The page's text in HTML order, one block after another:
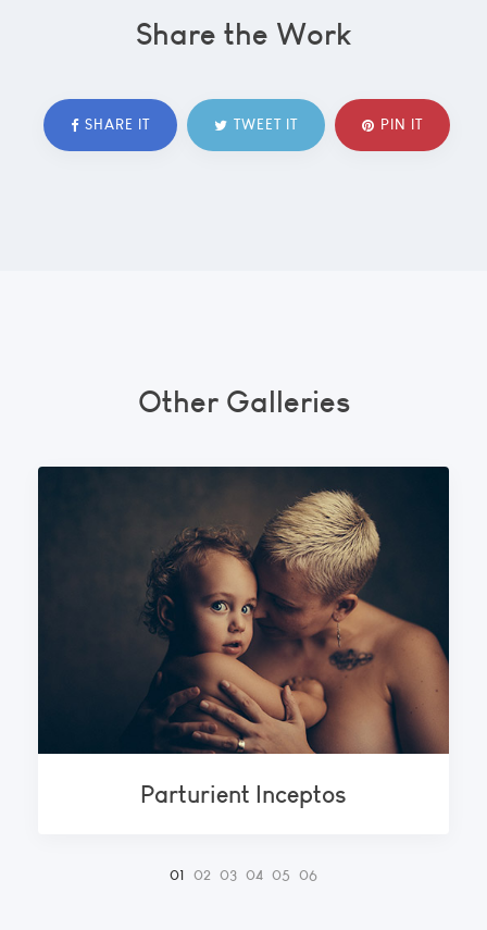
Share the Work
SHARE IT TWEET IT PIN IT
Other Galleries
Parturient Inceptos